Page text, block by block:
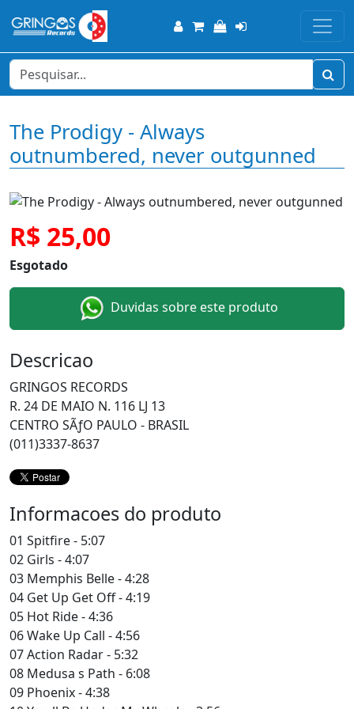
The Prodigy - Always
outnumbered, never outgunned
R$ 25,00
Esgotado
Duvidas sobre este produto
Descricao
GRINGOS RECORDS
R. 24 DE MAIO N. 116 LJ 13
CENTRO SÃƒO PAULO - BRASIL
(011)3337-8637
Informacoes do produto
01 Spitfire - 5:07
02 Girls - 4:07
03 Memphis Belle - 4:28
04 Get Up Get Off - 4:19
05 Hot Ride - 4:36
06 Wake Up Call - 4:56
07 Action Radar - 5:32
08 Medusa s Path - 6:08
09 Phoenix - 4:38